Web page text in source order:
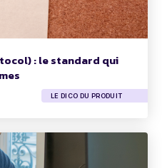
: le standard qui
LE DICO DU PRODUIT